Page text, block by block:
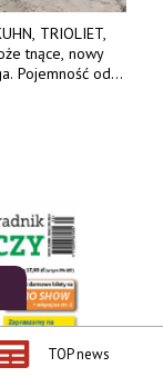
TRIOLIET,
tnące, nowy
Pojemność od
AKSA, woj.
TOP news